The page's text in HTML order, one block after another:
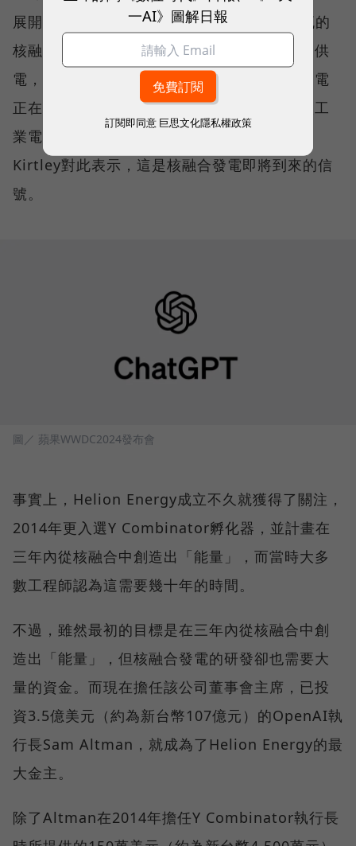
展開合作，計劃在2030年建造一座500萬兆瓦的
核融合發電廠，這個數量足以為幾十萬戶家庭供
電，大約相當於一個傳統發電廠。「核融合發電
正在走出聯邦政府資助的研究專案領域，進入工
業電力開發領域。」Helion首席執行長David
Kirtley對此表示，這是核融合發電即將到來的信
號。
圖／ 蘋果WWDC2024發布會
事實上，Helion Energy成立不久就獲得了關注，
2014年更入選Y Combinator孵化器，並計畫在
三年內從核融合中創造出「能量」，而當時大多
數工程師認為這需要幾十年的時間。
不過，雖然最初的目標是在三年內從核融合中創
造出「能量」，但核融合發電的研發卻也需要大
量的資金。而現在擔任該公司董事會主席，已投
資3.5億美元（約為新台幣107億元）的OpenAI執
行長Sam Altman，就成為了Helion Energy的最
大金主。
除了Altman在2014年擔任Y Combinator執行長
一AI》圖解日報
訂閱即同意 巨思文化隱私權政策